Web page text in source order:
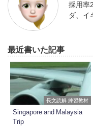
採用率
ダ、イ
最近書いた記事
長文読解 練習教材
Singapore and Malaysia
Trip